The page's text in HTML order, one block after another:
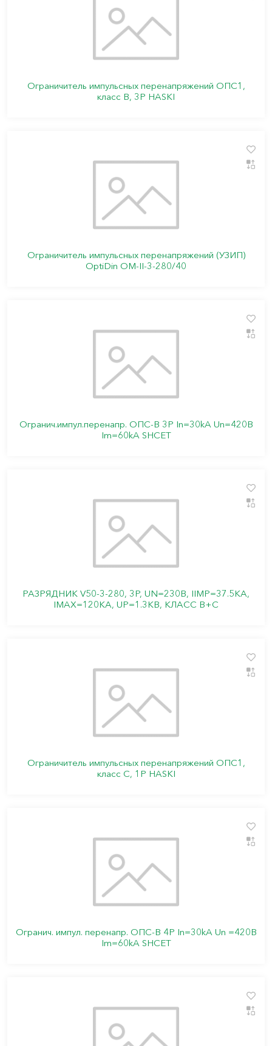
Ограничитель импульсных перенапряжений ОПС1,
класс B, 3P HASKI
Ограничитель импульсных перенапряжений (УЗИП)
OptiDin OM-II-3-280/40
Огранич.импул.перенапр. ОПС-В 3Р In=30kA Un=420B
Im=60kA SHCET
РАЗРЯДНИК V50-3-280, 3P, UN=230В, IIMP=37.5КА,
IMAX=120КА, UP=1.3КВ, КЛАСС В+C
Ограничитель импульсных перенапряжений ОПС1,
класс C, 1P HASKI
Огранич. импул. перенапр. ОПС-В 4P In=30kA Un =420B
Im=60kA SHCET